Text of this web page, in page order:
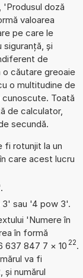
doză
valoarea
pe care le
și
de
căutare greoaie
o multitudine de
Toată
de calculator,
secundă.
fi rotunjit la un
care acest lucru
sau '4 pow 3'.
'Numere în
în formă
637 847 7 × 10 22.
va fi
și numărul